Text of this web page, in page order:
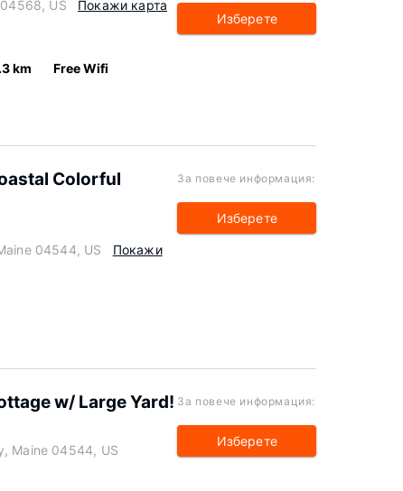
US Покажи карта
km Free Wifi
Изберете
Colorful
04544, US
Покажи
За повече информация:
Изберете
w/ Large Yard!
Maine 04544, US
За повече информация:
Изберете